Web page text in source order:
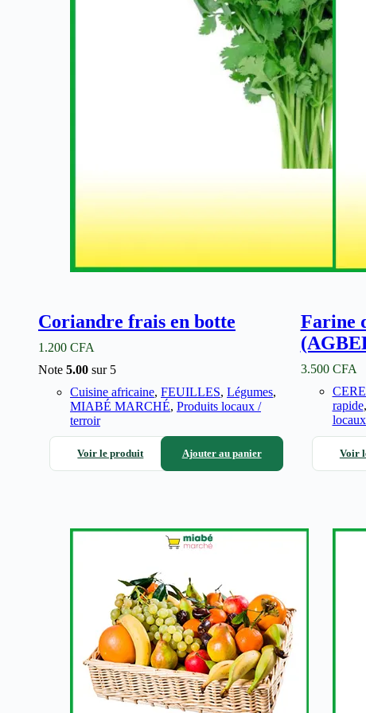
Coriandre frais en botte
1.200 CFA
Note 5.00 sur 5
Cuisine africaine, FEUILLES, Légumes,
MIABÉ MARCHÉ, Produits locaux /
terroir
Voir le produit Ajouter au panier
Farine
3.500 CFA
rapide,
Voir